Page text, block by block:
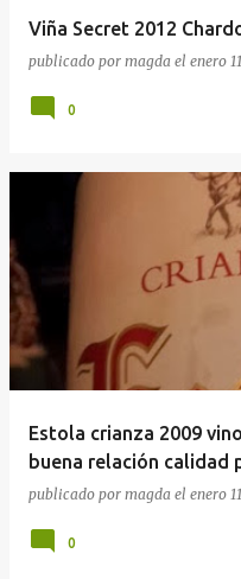
Viña Secret 2012
publicado por magda el enero
0
Estola crianza 2009
buena relación calidad
publicado por magda el enero
0